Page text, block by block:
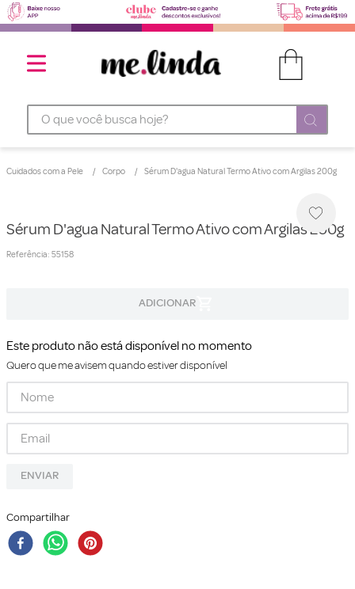
O que você busca hoje?
Cuidados com a Pele Corpo Sérum D'agua Natural Termo Ativo com Argilas 200g
Sérum D'agua Natural Termo Ativo com Argilas 200g
Referência: 55158
Este produto não está disponível no momento
Quero que me avisem quando estiver disponível
ENVIAR
Compartilhar